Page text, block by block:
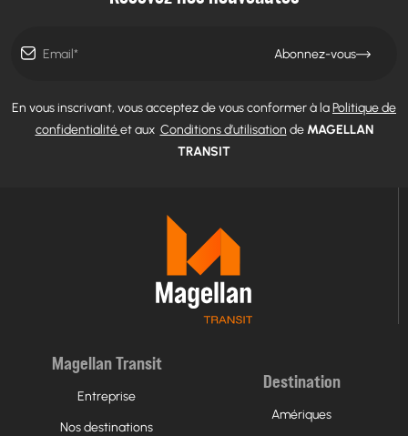
Abonnez-vous
En vous inscrivant, vous acceptez de vous conformer à laPolitique de
confidentialitéet aux Conditions d’utilisation de MAGELLAN
TRANSIT
Magellan Transit
Entreprise
Nos destinations
Destination
Amériques